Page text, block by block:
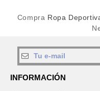
Compra Ropa
INFORMACIÓN